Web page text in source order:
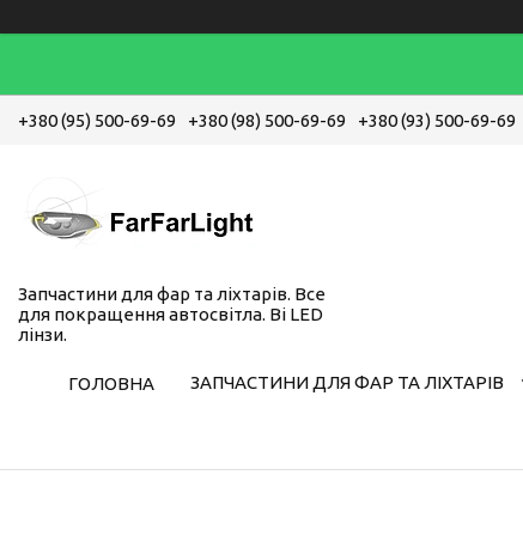
+380 (95) 500-69-69 +380 (98) 500-69-69 +380 (93) 500-69-69
Запчастини для фар та ліхтарів. Все
для покращення автосвітла. Bi LED
лінзи.
ГОЛОВНА ЗАПЧАСТИНИ ДЛЯ ФАР ТА ЛІХТАРІВ